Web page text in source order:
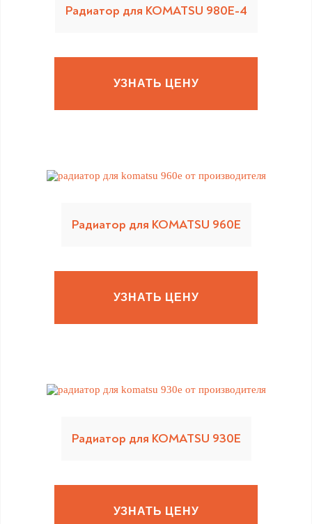
Радиатор для KOMATSU 980Е-4
УЗНАТЬ ЦЕНУ
Радиатор для KOMATSU 960E
УЗНАТЬ ЦЕНУ
Радиатор для KOMATSU 930E
УЗНАТЬ ЦЕНУ